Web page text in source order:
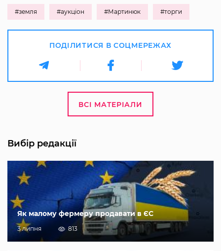
#земля #аукціон #Мартинюк #торги
ПОДІЛИТИСЯ В СОЦМЕРЕЖАХ
ВСІ МАТЕРІАЛИ
Вибір редакції
Як малому фермеру продавати в ЄС
3 липня 813